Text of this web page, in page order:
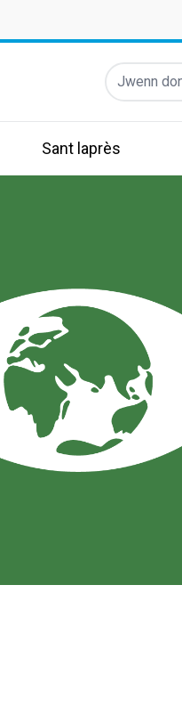
Jwenn done
Sant laprès